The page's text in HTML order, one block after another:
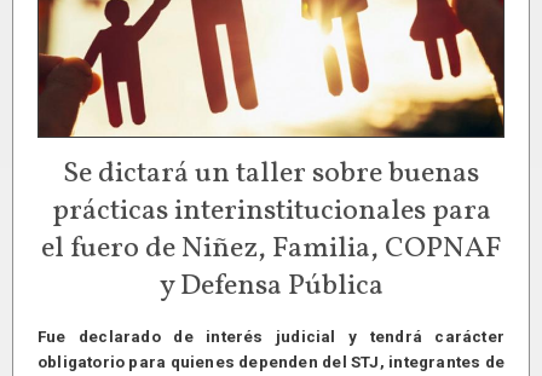
Se dictará un taller sobre buenas
prácticas interinstitucionales para
el fuero de Niñez, Familia, COPNAF
y Defensa Pública
Fue declarado de interés judicial y tendrá carácter
obligatorio para quienes dependen del STJ, integrantes de